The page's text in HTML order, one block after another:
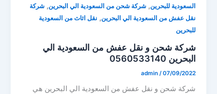
السعودية للبحرين,شركة شحن من السعودية الي البحرين,شركة
نقل عفش من السعودية الي البحرين, نقل اثاث من السعودية
للبحرين
شركة شحن و نقل عفش من السعودية الي
البحرين 0560533140
admin /07/09/2022
شركة شحن و نقل عفش من السعودية الي البحرين هي